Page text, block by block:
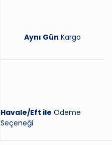
Aynı Gün Kargo
Havale/Eft ile Ödeme
Seçeneği